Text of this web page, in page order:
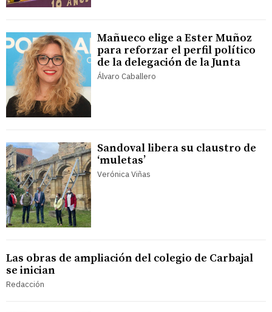
Mañueco elige a Ester Muñoz
para reforzar el perfil político
de la delegación de la Junta
Álvaro Caballero
Sandoval libera su claustro de
‘muletas’
Verónica Viñas
Las obras de ampliación del colegio de Carbajal
se inician
Redacción